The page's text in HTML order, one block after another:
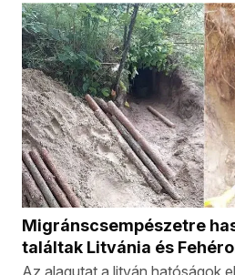
Migránscsempészetre
találtak Litvánia és
Az alagutat a litván hatóságok